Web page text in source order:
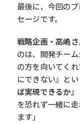
最後に、今回の
セージです。
戦略企画・高嶋さ
のは、開発チー
の方を向いてく
にできない』と
ば実現できるか』
を恐れず一緒に
ます」